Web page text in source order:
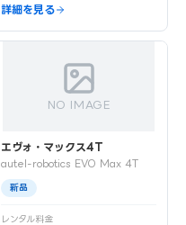
詳細を見る
NO IMAGE
エヴォ・マックス4T
autel-robotics EVO Max 4T
新品
レンタル料金